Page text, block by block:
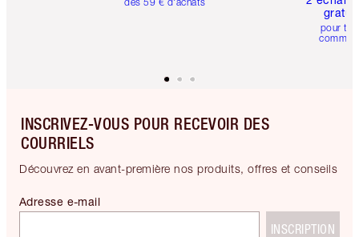
pour
INSCRIVEZ-VOUS POUR RECEVOIR DES
COURRIELS
Découvrez en avant-première nos produits, offres et conseils
Adresse e-mail
INSCRIPTION